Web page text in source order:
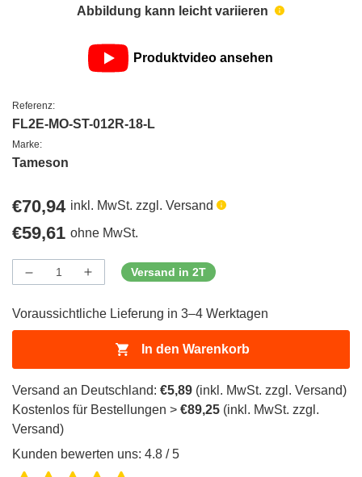
Abbildung kann leicht variieren
Produktvideo ansehen
Referenz:
FL2E-MO-ST-012R-18-L
Marke:
Tameson
Regulärer
Preis
€70,94 inkl. MwSt. zzgl. Versand
Regulärer
Preis
€59,61 ohne MwSt.
Menge
Menge
verringern
ProductDrop
Menge
erhöhen
ProductDrop
Versand in 2T
Voraussichtliche Lieferung in 3–4 Werktagen
In den Warenkorb
Versand an Deutschland: €5,89 (inkl. MwSt. zzgl. Versand)
Kostenlos für Bestellungen > €89,25 (inkl. MwSt. zzgl.
Versand)
Kunden bewerten uns: 4.8 / 5